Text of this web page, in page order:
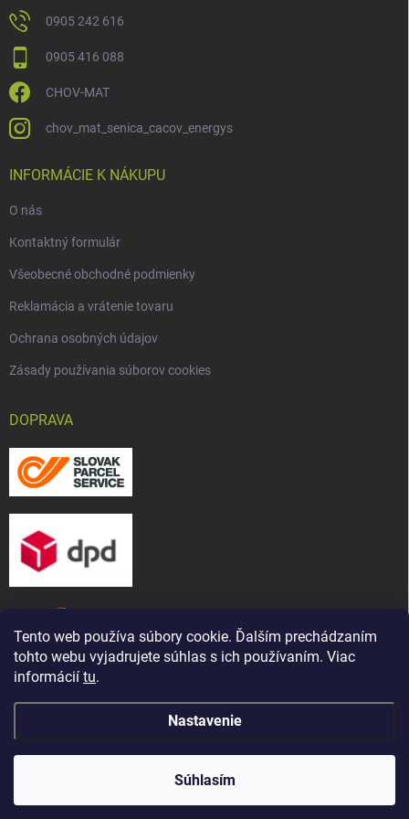
Tento web používa súbory cookie. Ďalším prechádzaním
tohto webu vyjadrujete súhlas s ich používaním. Viac
informácií tu.
Nastavenie
Súhlasím
Naša predajňa bola presťahovaná ! Nájdete nás na novej
adrese: ul. Martina Bartoňa 5421/ 7A, Senica - Čáčov
0905 242 616
0905 416 088
CHOV-MAT
chov_mat_senica_cacov_energys
INFORMÁCIE K NÁKUPU
O nás
Kontaktný formulár
Všeobecné obchodné podmienky
Reklamácia a vrátenie tovaru
Ochrana osobných údajov
Zásady používania súborov cookies
DOPRAVA
Copyright 2026CHOV-MAT, s. r. o.. Všetky práva vyhradené.Upraviť
nastavenie cookies